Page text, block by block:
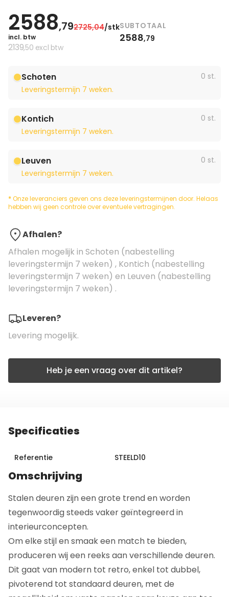
2588,792725,04/stk
incl. btw
2139,50 excl btw
SUBTOTAAL
2588,79
Schoten
0 st.
Leveringstermijn 7 weken.
Kontich
0 st.
Leveringstermijn 7 weken.
Leuven
0 st.
Leveringstermijn 7 weken.
*Onze leveranciers geven ons deze leveringstermijnen door. Helaas
hebben wij geen controle over eventuele vertragingen.
Afhalen?
Afhalen mogelijk in Schoten (nabestelling
leveringstermijn 7 weken) , Kontich (nabestelling
leveringstermijn 7 weken) en Leuven (nabestelling
leveringstermijn 7 weken) .
Leveren?
Levering mogelijk.
Heb je een vraag over dit artikel?
Specificaties
Referentie STEELD10
Omschrijving
Stalen deuren zijn een grote trend en worden
tegenwoordig steeds vaker geïntegreerd in
interieurconcepten.
Om elke stijl en smaak een match te bieden,
produceren wij een reeks aan verschillende deuren.
Dit gaat van modern tot retro, enkel tot dubbel,
pivoterend tot standaard deuren, met de